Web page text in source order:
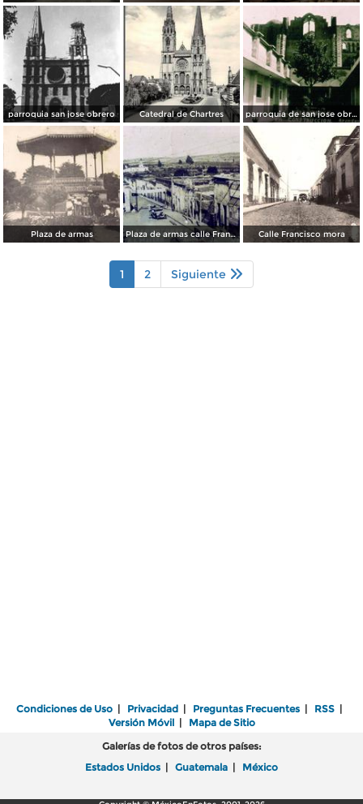
parroquia san jose obrero Catedral de Chartres parroquia de san jose obrero
Plaza de armas Plaza de armas calle Francisco i madero Calle Francisco mora
1 2 Siguiente
Condiciones de Uso | Privacidad | Preguntas Frecuentes | RSS |
Versión Móvil| Mapa de Sitio
Galerías de fotos de otros países:
Estados Unidos | Guatemala | México